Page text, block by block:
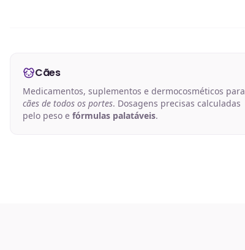
Cães
Medicamentos, suplementos e dermocosméticos para
cães de todos os portes. Dosagens precisas calculadas
pelo peso e fórmulas palatáveis.